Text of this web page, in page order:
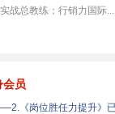
战总教练；行销力国际...
会员
《岗位胜任力提升》